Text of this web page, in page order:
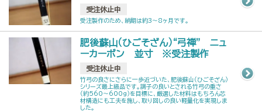
受注休止中
受注製作のため、納期は約3～8ヶ月です。
肥後蘇山（ひごそざん）“弓禅” ニュ
ーカーボン 並寸 ※受注製作
受注休止中
竹弓の良さにさらに一歩近づいた、肥後蘇山（ひごそざん）
シリーズ最上級品です。調子の良いとされる竹弓の重さ
（約560～600g）を目標に、厳選した材料はもちろん芯
材構造にも工夫を施し、取り回しの良い軽量化を実現しま
した。